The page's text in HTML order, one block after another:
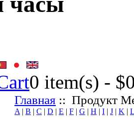
0 item(s) -
Главная :: Продукт
A | B | C | D | E | F | G | H | I | J | K | L